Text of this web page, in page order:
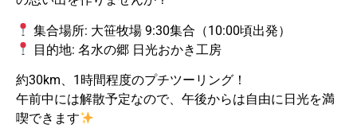
集合場所: 大笹牧場 9:30集合（10:00頃出発）
目的地: 名水の郷 日光おかき工房
約30km、1時間程度のプチツーリング！
午前中には解散予定なので、午後からは自由に日光を満
喫できます